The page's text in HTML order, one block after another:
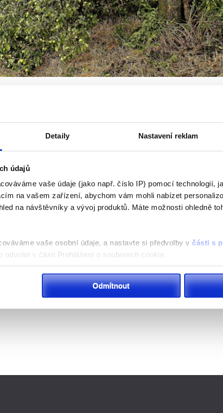
Detaily Nastavení reklam
údajů
vaše údaje (jako např. číslo IP) pomocí technologií,
na vašem zařízení, abychom vám mohli nabízet
na návštěvníky a vývoj produktů. Máte možnosti ohledně
vaše osobní údaje, a nastavte si předvolby v části s
odvolat v části Prohlášení o souborech cookie.
poskytování funkcí sociálních médií a analýze naší
náš web používáte, sdílíme se svými partnery pro sociální
Odmítnout
a v pátek zasáhne silný vítr
má ve čtvrtek a v pátek zasáhnout silný vítr, jehož poryvy mají
90 Km/h...
Číst Více